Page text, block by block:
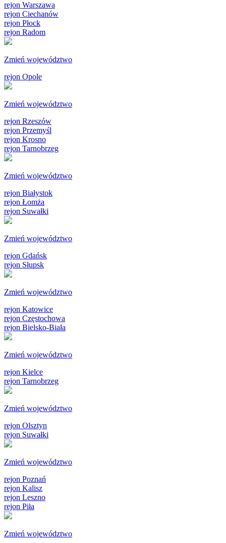
rejon Warszawa
rejon Ciechanów
rejon Płock
rejon Radom
Zmień województwo
rejon Opole
Zmień województwo
rejon Rzeszów
rejon Przemyśl
rejon Krosno
rejon Tarnobrzeg
Zmień województwo
rejon Białystok
rejon Łomża
rejon Suwałki
Zmień województwo
rejon Gdańsk
rejon Słupsk
Zmień województwo
rejon Katowice
rejon Częstochowa
rejon Bielsko-Biała
Zmień województwo
rejon Kielce
rejon Tarnobrzeg
Zmień województwo
rejon Olsztyn
rejon Suwałki
Zmień województwo
rejon Poznań
rejon Kalisz
rejon Leszno
rejon Piła
Zmień województwo